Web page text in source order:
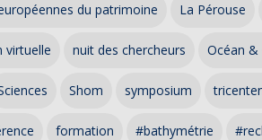
du patrimoine La Pérouse
virtuelle nuit des chercheurs Océan &
Shom symposium
formation #bathymétrie